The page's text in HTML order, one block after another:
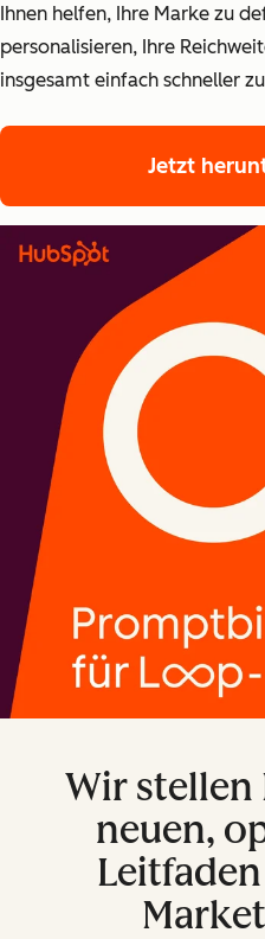
Ihnen helfen, Ihre Marke zu
personalisieren, Ihre
insgesamt einfach schneller
Jetzt
Wir stellen
neuen,